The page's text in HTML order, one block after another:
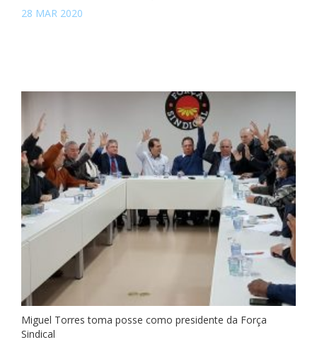
28 MAR 2020
Miguel Torres toma posse como presidente da Força
Sindical